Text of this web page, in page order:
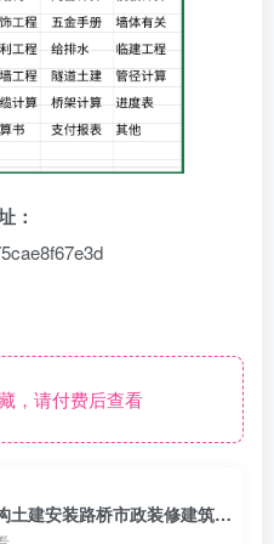
：
，请付费后查看
工程量计算表格软件大全钢结构土建安装路桥市政装修建筑预算造价